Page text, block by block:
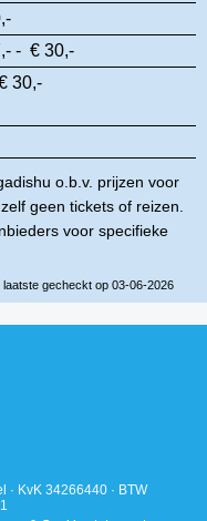
- € 30,-
30,-
o.b.v. prijzen voor
geen tickets of reizen.
voor specifieke
gecheckt op 03-06-2026
KvK 34266440 · BTW